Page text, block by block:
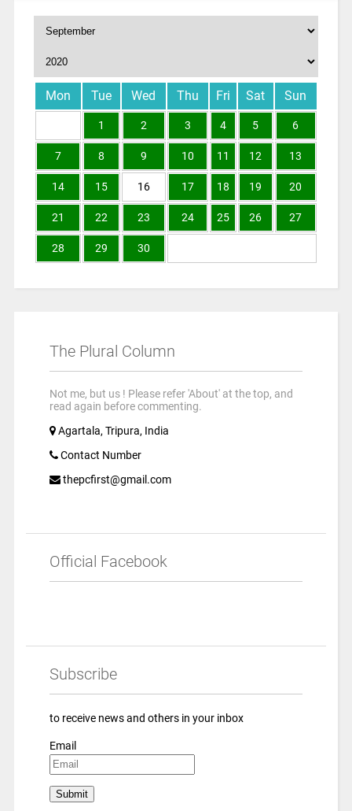
Mon Tue Wed Thu Fri Sat Sun
1 2 3 4 5 6
7 8 9 10 11 12 13
14 15 16 17 18 19 20
21 22 23 24 25 26 27
28 29 30
The Plural Column
Not me, but us ! Please refer 'About' at the top, and
read again before commenting.
Agartala, Tripura, India
Contact Number
thepcfirst@gmail.com
Official Facebook
Subscribe
to receive news and others in your inbox
Email